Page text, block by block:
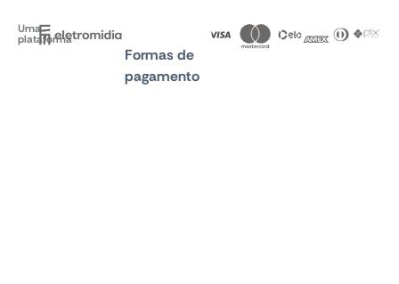
Uma
plataforma
Formas de
pagamento